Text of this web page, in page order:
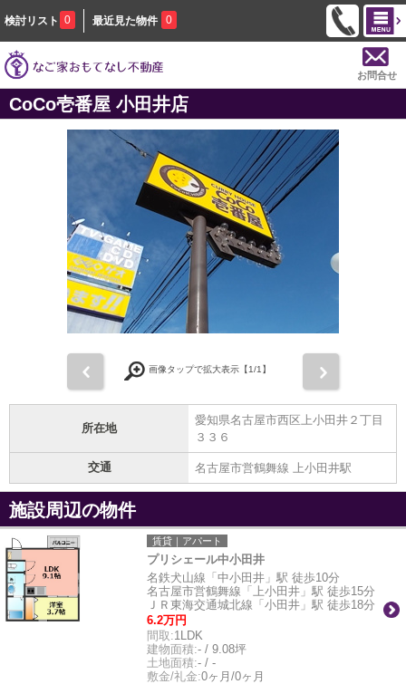
検討リスト 0 最近見た物件 0
お問合せ
CoCo壱番屋 小田井店
画像タップで拡大表示【1/1】
所在地
愛知県名古屋市西区上小田井２丁目
３３６
交通 名古屋市営鶴舞線 上小田井駅
施設周辺の物件
賃貸｜アパート
プリシェール中小田井
名鉄犬山線「中小田井」駅 徒歩10分
名古屋市営鶴舞線「上小田井」駅 徒歩15分
ＪＲ東海交通城北線「小田井」駅 徒歩18分
6.2万円
間取:1LDK
建物面積:- / 9.08坪
土地面積:- / -
敷金/礼金:0ヶ月/0ヶ月